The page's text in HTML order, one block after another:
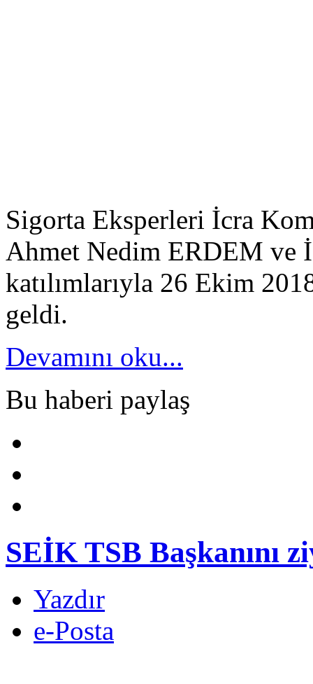
Sigorta Eksperleri İcra
Ahmet Nedim ERDEM ve
katılımlarıyla 26 Ekim
geldi.
Devamını oku...
Bu haberi paylaş
SEİK TSB Başkanını
Yazdır
e-Posta